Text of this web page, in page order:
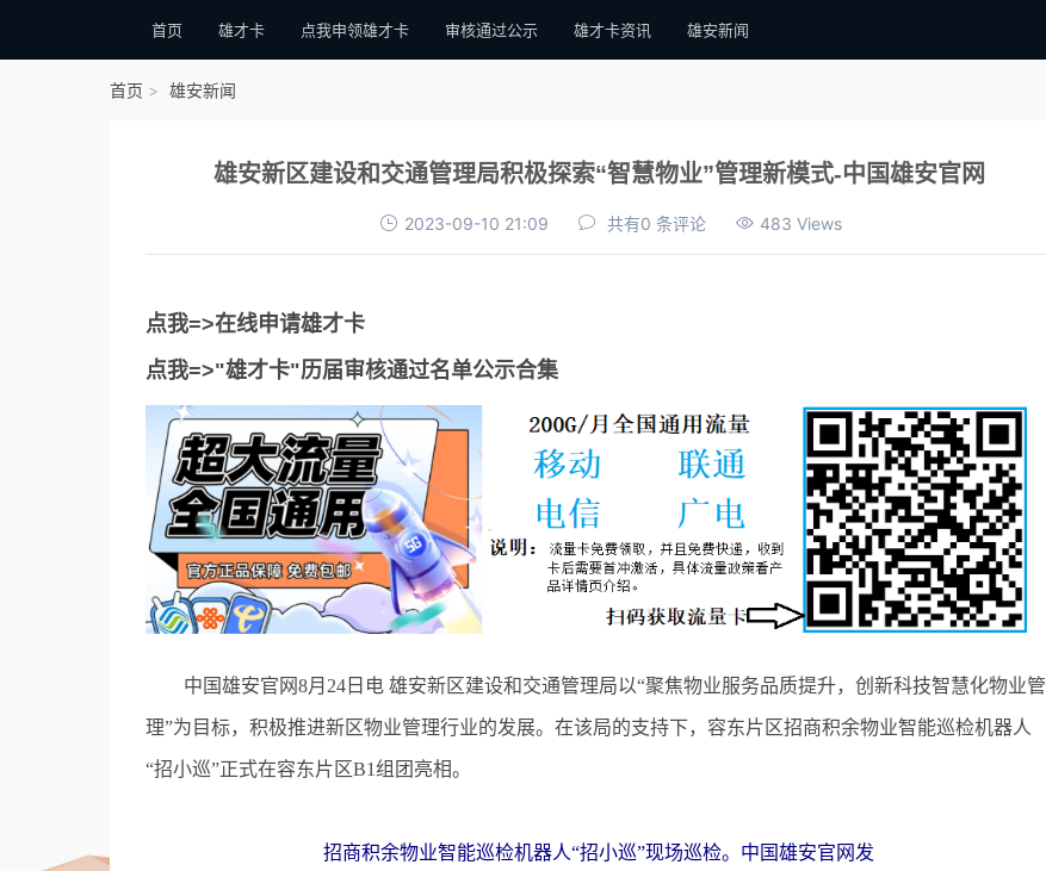
首页 雄才卡 点我申领雄才卡 审核通过公示 雄才卡资讯 雄安新闻
首页 雄安新闻
雄安新区建设和交通管理局积极探索“智慧物业”管理新模式-中国雄安官网
2023-09-10 21:09 共有0 条评论 483 Views
点我=>在线申请雄才卡
点我=>"雄才卡"历届审核通过名单公示合集
中国雄安官网8月24日电 雄安新区建设和交通管理局以“聚焦物业服务品质提升，创新科技智慧化物业管
理”为目标，积极推进新区物业管理行业的发展。在该局的支持下，容东片区招商积余物业智能巡检机器人
“招小巡”正式在容东片区B1组团亮相。
招商积余物业智能巡检机器人“招小巡”现场巡检。中国雄安官网发